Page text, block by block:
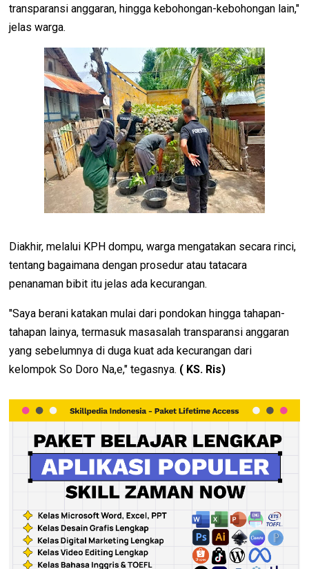
transparansi anggaran, hingga kebohongan-kebohongan lain,"
jelas warga.
Diakhir, melalui KPH dompu, warga mengatakan secara rinci,
tentang bagaimana dengan prosedur atau tatacara
penanaman bibit itu jelas ada kecurangan.
"Saya berani katakan mulai dari pondokan hingga tahapan-
tahapan lainya, termasuk masasalah transparansi anggaran
yang sebelumnya di duga kuat ada kecurangan dari
kelompok So Doro Na,e," tegasnya. ( KS. Ris)